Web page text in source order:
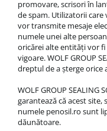
promovare, scrisori în
de spam. Utilizatorii care
vor transmite mesaje
numele unei alte
oricărei alte entități vor
vigoare. WOLF GROUP
dreptul de a șterge
WOLF GROUP SEALING
garantează că acest site,
numele penosil.ro sunt
dăunătoare.